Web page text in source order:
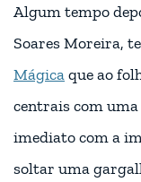
Algum tempo
Soares Moreira,
Mágicaque ao
centrais com
imediato com a
soltar uma